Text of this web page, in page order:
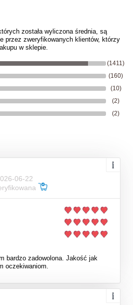
została wyliczona średnia, są
przez zweryfikowanych klientów, którzy
w sklepie.
(1411)
(160)
(10)
(2)
(2)
06-22
bardzo zadowolona. Jakość jak
oczekiwaniom.